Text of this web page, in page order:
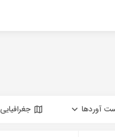
آوردها جغرافیایی